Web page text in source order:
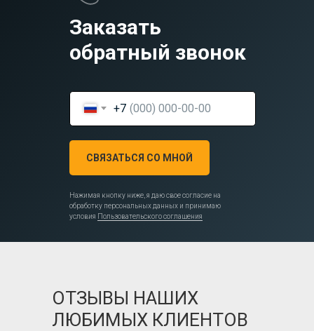
Заказать
обратный звонок
+7
СВЯЗАТЬСЯ СО МНОЙ
Нажимая кнопку ниже, я даю свое согласие на
обработку персональных данных и принимаю
условия Пользовательского соглашения
ОТЗЫВЫ НАШИХ
ЛЮБИМЫХ КЛИЕНТОВ